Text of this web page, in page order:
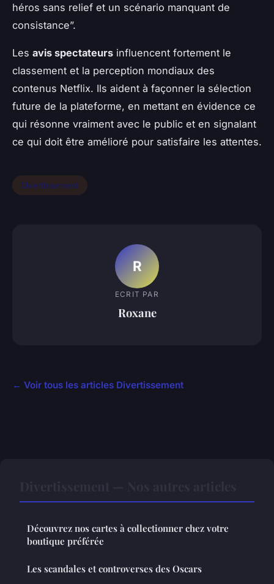
héros sans relief et un scénario manquant de
consistance”.
Les avis spectateurs influencent fortement le
classement et la perception mondiaux des
contenus Netflix. Ils aident à façonner la sélection
future de la plateforme, en mettant en évidence ce
qui résonne vraiment avec le public et en signalant
ce qui doit être amélioré pour satisfaire les attentes.
Divertissement
R
ECRIT PAR
Roxane
← Voir tous les articles Divertissement
Découvrez nos cartes à collectionner chez votre
boutique préférée
Les scandales et controverses des Oscars